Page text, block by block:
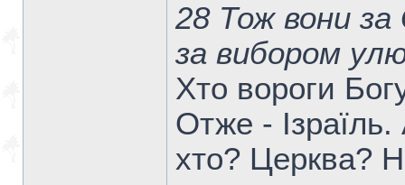
28 Тож вони за
за вибором
Хто вороги
Отже -
хто? Церква?